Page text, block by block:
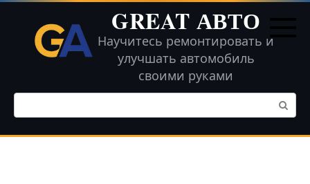
Перейти
контенту
GREAT АВТО
Научитесь ремонтировать и
улучшать автомобиль
своими руками
Поиск: